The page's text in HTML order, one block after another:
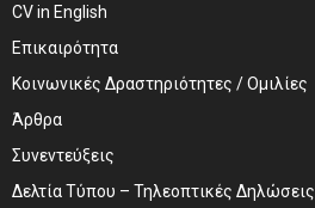
CV in English
Επικαιρότητα
Κοινωνικές Δραστηριότητες / Ομιλίες
Άρθρα
Συνεντεύξεις
Δελτία Τύπου – Τηλεοπτικές Δηλώσεις